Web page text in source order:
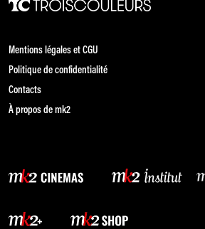
Mentions légales et CGU
Politique de confidentialité
Contacts
À propos de mk2